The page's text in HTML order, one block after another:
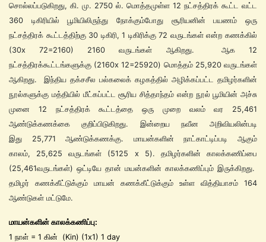
சொல்லப்படுகிறது, கி. மு. 2750 ல். மொத்தமுள்ள 12 நட்சத்திரக் கூட்ட வட்ட
360 டிகிரியில் பூமியிலிருந்து நோக்கும்போது சூரியனின் பயணம் ஒரு
நட்சத்திரக் கூட்டத்திற்கு 30 டிகிரி, 1 டிகிரிக்கு 72 வருடங்கள் என்ற கணக்கில்
(30x 72=2160) 2160 வருடங்கள் ஆகிறது. ஆக 12
நட்சத்திரக்கூட்டங்களுக்கு (2160x 12=25920) மொத்தம் 25,920 வருடங்கள்
ஆகிறது. இந்திய தக்சசீல பல்கலைக் கழகத்தில் அழிக்கப்பட்ட தமிழர்களின்
நூல்களுக்கு மத்தியில் மீட்கப்பட்ட சூரிய சித்தாந்தம் என்ற நூல் பூமியின் அச்சு
முனை 12 நட்சத்திரக் கூட்டத்தை ஒரு முறை வலம் வர 25,461
ஆண்டுக்கணக்கை குறிப்பிடுகிறது. இன்றைய நவீன அறிவியலின்படி
இது 25,771 ஆண்டுக்கணக்கு. மாயன்களின் நாட்காட்டிப்படி ஆகும்
காலம், 25,625 வருடங்கள் (5125 x 5). தமிழர்களின் காலக்கணிப்பை
(25,461வருடங்கள்) ஒட்டியே தான் மயன்களின் காலக்கணிப்பும் இருக்கிறது.
தமிழர் கணக்கீட்டுக்கும் மாயன் கணக்கீட்டுக்கும் உள்ள வித்தியாசம் 164
ஆண்டுகள் மட்டுமே.
மாயன்களின் காலக்கணிப்பு:
1 நாள் = 1 கின் (Kin) (1x1) 1 day